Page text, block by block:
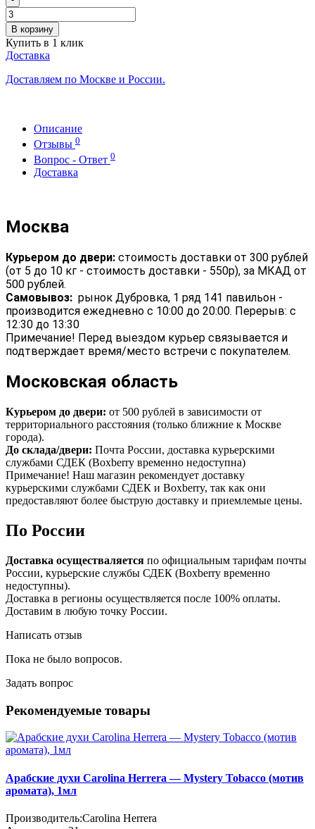
В корзину
Купить в 1 клик
Доставка
Доставляем по Москве и России.
Описание
Отзывы 0
Вопрос - Ответ 0
Доставка
Москва
Курьером до двери: стоимость доставки от 300 рублей
(от 5 до 10 кг - стоимость доставки - 550р), за МКАД от
500 рублей.
Самовывоз: рынок Дубровка, 1 ряд 141 павильон -
производится ежедневно с 10:00 до 20:00. Перерыв: с
12:30 до 13:30
Примечание! Перед выездом курьер связывается и
подтверждает время/место встречи с покупателем.
Московская область
Курьером до двери: от 500 рублей в зависимости от
территориального расстояния (только ближние к Москве
города).
До склада/двери: Почта России, доставка курьерскими
службами СДЕК (Boxberry временно недоступна)
Примечание! Наш магазин рекомендует доставку
курьерскими службами СДЕК и Boxberry, так как они
предоставляют более быструю доставку и приемлемые цены.
По России
Доставка осуществаляется по официальным тарифам почты
России, курьерские службы СДЕК (Boxberry временно
недоступны).
Доставка в регионы осуществляется после 100% оплаты.
Доставим в любую точку России.
Написать отзыв
Пока не было вопросов.
Задать вопрос
Рекомендуемые товары
Арабские духи Carolina Herrera — Mystery Tobacco (мотив
аромата), 1мл
Производитель:Carolina Herrera